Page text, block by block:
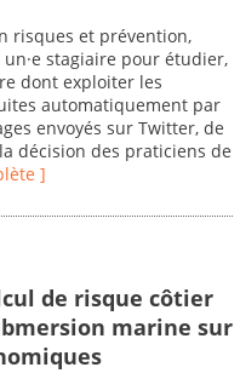
risques et prévention,
stagiaire pour étudier,
dont exploiter les
automatiquement par
envoyés sur Twitter, de
décision des praticiens de
]
de risque côtier
marine sur